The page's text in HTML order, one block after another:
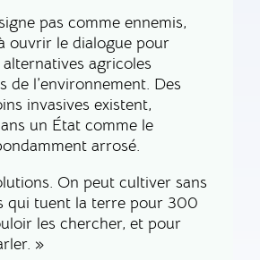
pas comme ennemis,
ouvrir le dialogue pour
agricoles
de l’environnement. Des
invasives existent,
un État comme le
arrosé.
On peut cultiver sans
qui tuent la terre pour 300
les chercher, et pour
»